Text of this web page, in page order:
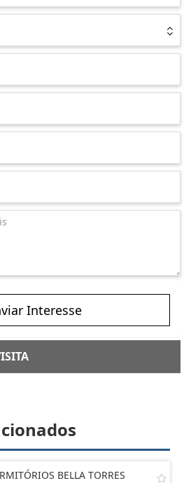
Interesse
BELLA TORRES